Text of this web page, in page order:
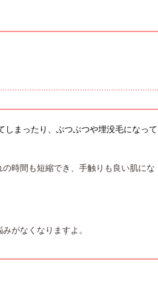
まったり、ぶつぶつや埋没毛になって
時間も短縮でき、手触りも良い肌にな
がなくなりますよ。